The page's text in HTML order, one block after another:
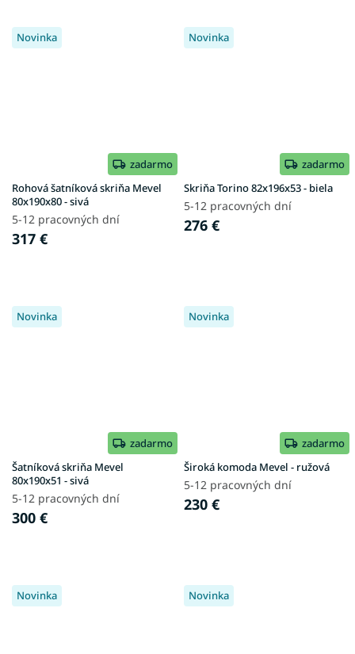
Novinka
zadarmo
Rohová šatníková skriňa Mevel
80x190x80 - sivá
5-12 pracovných dní
317 €
Novinka
zadarmo
Skriňa Torino 82x196x53 - biela
5-12 pracovných dní
276 €
Novinka
zadarmo
Šatníková skriňa Mevel
80x190x51 - sivá
5-12 pracovných dní
300 €
Novinka
zadarmo
Široká komoda Mevel - ružová
5-12 pracovných dní
230 €
Novinka Novinka